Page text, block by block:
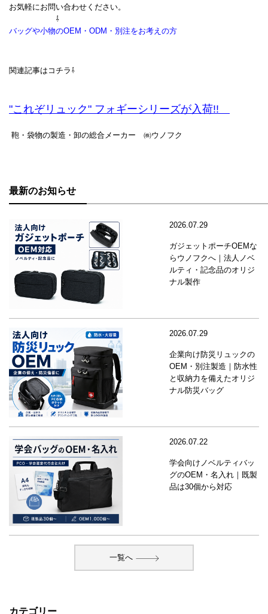
お気軽にお問い合わせください。
⇩
バッグや小物のOEM・ODM・別注をお考えの方
関連記事はコチラ⇩
"これぞリュック" フォギーシリーズが入荷!!
鞄・袋物の製造・卸の総合メーカー ㈱ウノフク
最新のお知らせ
2026.07.29
ガジェットポーチOEMな
らウノフクへ｜法人ノベ
ルティ・記念品のオリジ
ナル製作
2026.07.29
企業向け防災リュックの
OEM・別注製造｜防水性
と収納力を備えたオリジ
ナル防災バッグ
2026.07.22
学会向けノベルティバッ
グのOEM・名入れ｜既製
品は30個から対応
一覧へ
カテゴリー